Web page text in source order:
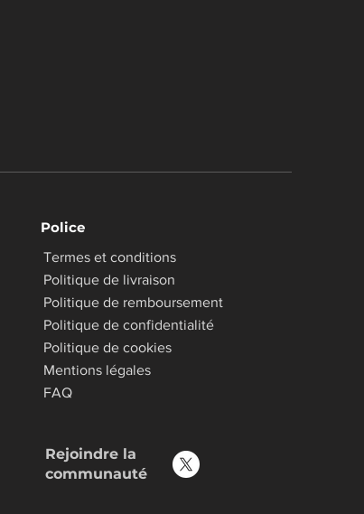
Police
Termes et conditions
Politique de livraison
Politique de remboursement
Politique de confidentialité
Politique de cookies
Mentions légales
FAQ
Rejoindre la
communauté